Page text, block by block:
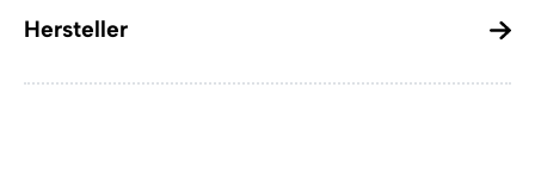
Hersteller